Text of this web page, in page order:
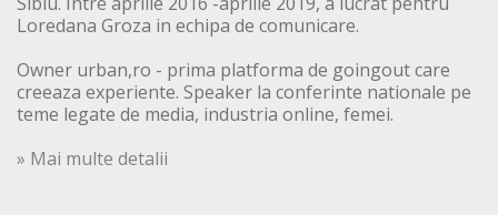
Loredana Groza in echipa de comunicare.
Owner urban,ro - prima platforma de goingout care
creeaza experiente. Speaker la conferinte nationale pe
teme legate de media, industria online, femei.
» Mai multe detalii